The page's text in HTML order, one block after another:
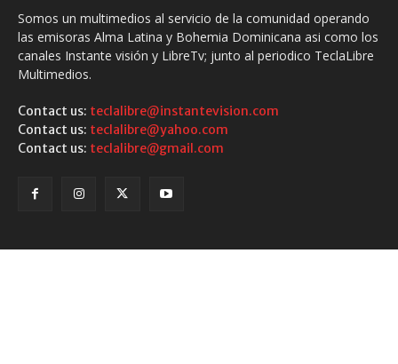
Somos un multimedios al servicio de la comunidad operando
las emisoras Alma Latina y Bohemia Dominicana asi como los
canales Instante visión y LibreTv; junto al periodico TeclaLibre
Multimedios.
Contact us: teclalibre@instantevision.com
Contact us: teclalibre@yahoo.com
Contact us: teclalibre@gmail.com